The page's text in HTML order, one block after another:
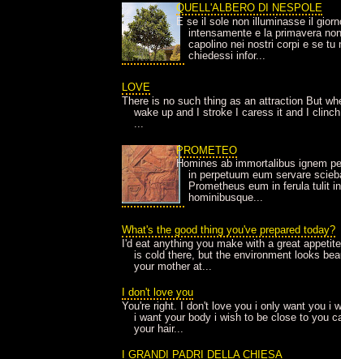
QUELL'ALBERO DI NESPOLE
E se il sole non illuminasse il
intensamente e la primavera
capolino nei nostri corpi e se tu
chiedessi infor...
LOVE
There is no such thing as an attraction But
wake up and I stroke I caress it and I
...
PROMETEO
Homines ab immortalibus ignem
in perpetuum eum servare
Prometheus eum in ferula tulit
hominibusque...
What's the good thing you've prepared today?
I'd eat anything you make with a great
is cold there, but the environment looks
your mother at...
I don't love you
You're right. I don't love you i only want you i
i want your body i wish to be close to you
your hair...
I GRANDI PADRI DELLA CHIESA